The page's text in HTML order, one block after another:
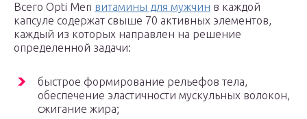
Всего Opti Men витамины для мужчин в каждой
капсуле содержат свыше 70 активных элементов,
каждый из которых направлен на решение
определенной задачи:
быстрое формирование рельефов тела,
обеспечение эластичности мускульных волокон,
сжигание жира;